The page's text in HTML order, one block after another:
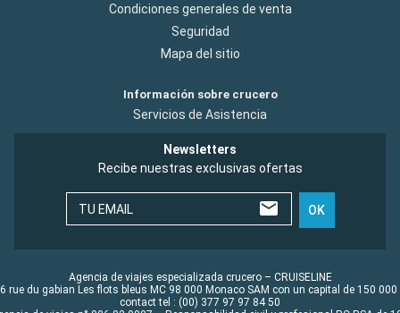
Condiciones generales de venta
Seguridad
Mapa del sitio
Información sobre crucero
Servicios de Asistencia
Newsletters
Recibe nuestras exclusivas ofertas
TU EMAIL OK
Agencia de viajes especializada crucero – CRUISELINE
rue du gabian Les flots bleus MC 98 000 Monaco SAM con un capital de 150 000
contact tel : (00) 377 97 97 84 50